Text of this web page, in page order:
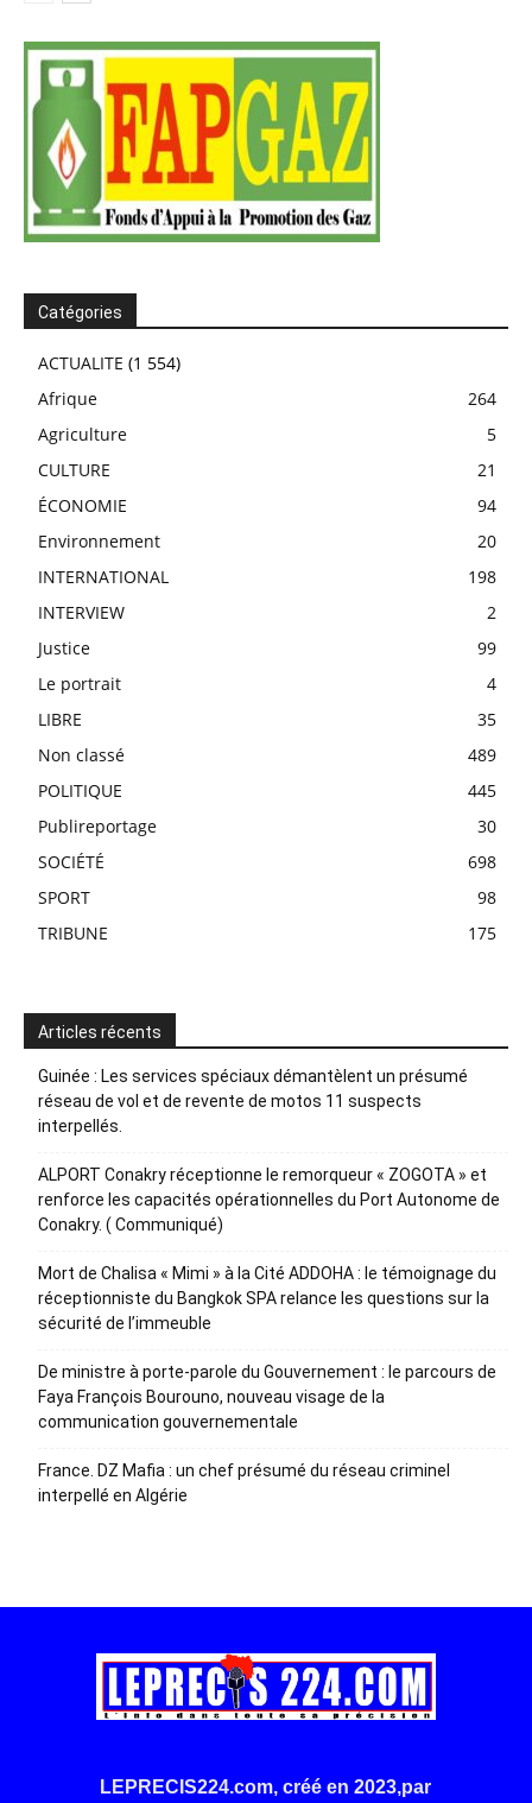
Catégories
ACTUALITE (1 554)
Afrique
264
Agriculture
5
CULTURE
21
ÉCONOMIE
94
Environnement
20
INTERNATIONAL
198
INTERVIEW
2
Justice
99
Le portrait
4
LIBRE
35
Non classé
489
POLITIQUE
445
Publireportage
30
SOCIÉTÉ
698
SPORT
98
TRIBUNE
175
Articles récents
Guinée : Les services spéciaux démantèlent un présumé
réseau de vol et de revente de motos 11 suspects
interpellés.
ALPORT Conakry réceptionne le remorqueur « ZOGOTA » et
renforce les capacités opérationnelles du Port Autonome de
Conakry. ( Communiqué)
Mort de Chalisa « Mimi » à la Cité ADDOHA : le témoignage du
réceptionniste du Bangkok SPA relance les questions sur la
sécurité de l’immeuble
De ministre à porte-parole du Gouvernement : le parcours de
Faya François Bourouno, nouveau visage de la
communication gouvernementale
France. DZ Mafia : un chef présumé du réseau criminel
interpellé en Algérie
LEPRECIS224.com, créé en 2023,par